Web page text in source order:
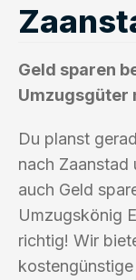
Geld sparen
Umzugsgüter
Du planst
nach Zaanstad
auch Geld
Umzugskönig
richtig! Wir